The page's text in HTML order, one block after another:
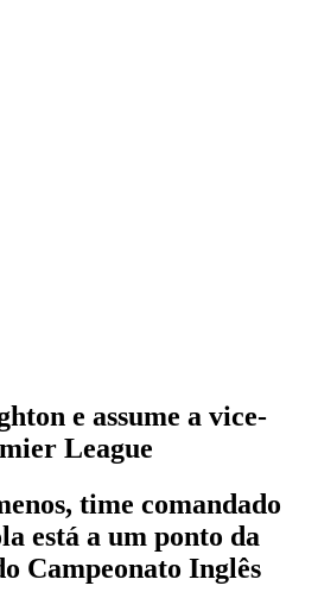
e assume a vice-
League
time comandado
está a um ponto da
Campeonato Inglês